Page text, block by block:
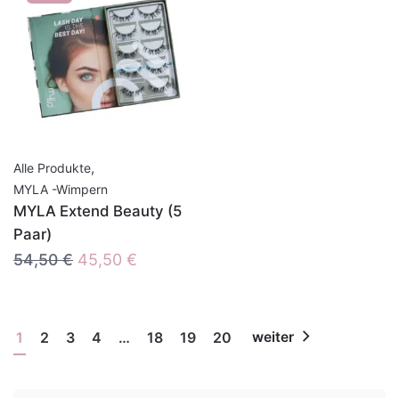
Alle Produkte,
MYLA -Wimpern
MYLA Extend Beauty (5
Paar)
54,50€ Ursprünglicher
54,50 €
45,50 €
45,50 €.
1 2 3 4 … 18 19 20 weiter